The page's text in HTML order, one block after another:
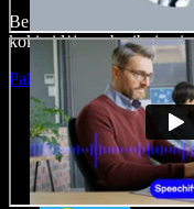
Be jokių mokymų ir
kokią idėją, neberibojami
Paleisti studiją